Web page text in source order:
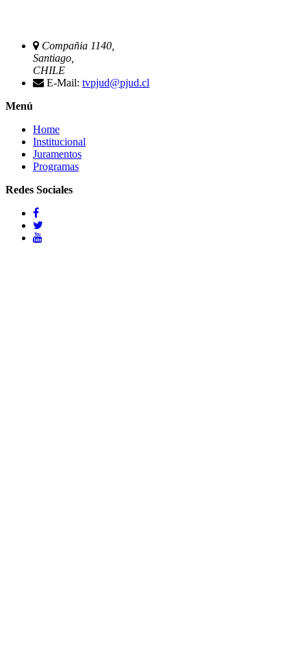
Compañia 1140,
Santiago,
CHILE
E-Mail: tvpjud@pjud.cl
Menú
Home
Institucional
Juramentos
Programas
Redes Sociales